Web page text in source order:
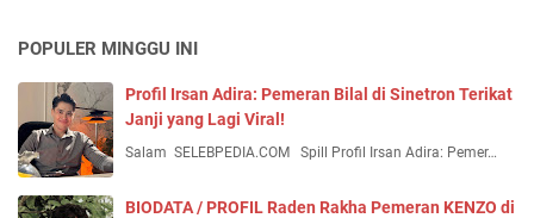
POPULER MINGGU INI
Profil Irsan Adira: Pemeran Bilal di Sinetron Terikat
Janji yang Lagi Viral!
Salam SELEBPEDIA.COM Spill Profil Irsan Adira: Pemer…
BIODATA / PROFIL Raden Rakha Pemeran KENZO di